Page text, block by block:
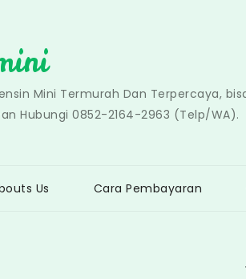
Mini Termurah Dan Terpercaya,
Hubungi 0852-2164-2963 (Telp/WA).
Us Cara Pembayaran